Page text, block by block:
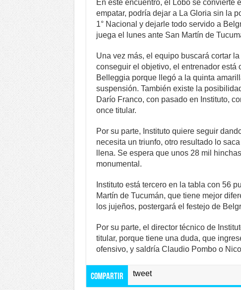
o
o
k
p
p
g
er
En este encuentro, el Lobo se convierte
empatar, podría dejar a La Gloria sin la
1° Nacional y dejarle todo servido a
juega el lunes ante San Martín de
Una vez más, el equipo buscará cortar
conseguir el objetivo, el entrenador
Belleggia porque llegó a la quinta
suspensión. También existe la
Darío Franco, con pasado en Instituto,
once titular.
Por su parte, Instituto quiere seguir
necesita un triunfo, otro resultado lo
llena. Se espera que unos 28 mil
monumental.
Instituto está tercero en la tabla con 56
Martín de Tucumán, que tiene mejor
los jujeños, postergará el festejo de
Por su parte, el director técnico de
titular, porque tiene una duda, que
ofensivo, y saldría Claudio Pombo o
Compartir tweet